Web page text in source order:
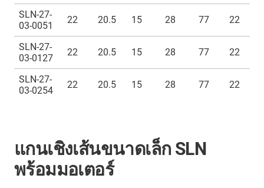
SLN-27-
03-0051
22 20.5 15 28 77 22
SLN-27-
03-0127
22 20.5 15 28 77 22
SLN-27-
03-0254
22 20.5 15 28 77 22
แกนเชิงเส้นขนาดเล็ก SLN
พร้อมมอเตอร์